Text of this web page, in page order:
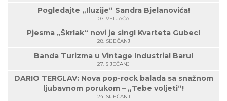
Pogledajte „Iluzije“ Sandra Bjelanovića!
07. VELJAČA
Pjesma „Škrlak“ novi je singl Kvarteta Gubec!
28. SIJEČANJ
Banda Turizma u Vintage Industrial Baru!
27. SIJEČANJ
DARIO TERGLAV: Nova pop-rock balada sa snažnom
ljubavnom porukom – „Tebe voljeti“!
24. SIJEČANJ